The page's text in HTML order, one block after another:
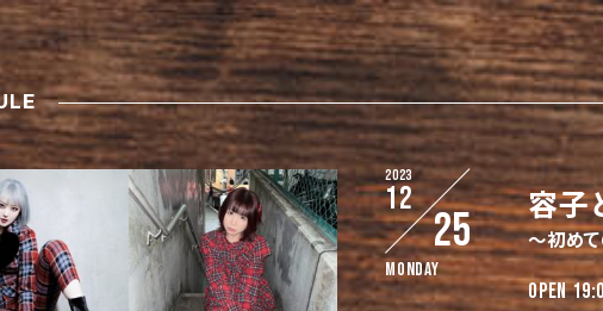
2023
12
25
Monday
容子
〜初め
OPEN